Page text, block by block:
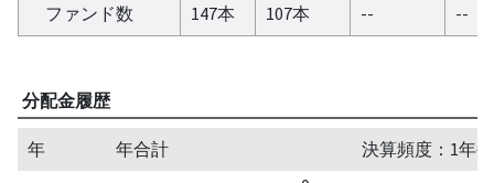
ファンド数
147本 107本 -- --
分配金履歴
年 年合計
決算頻度：1年